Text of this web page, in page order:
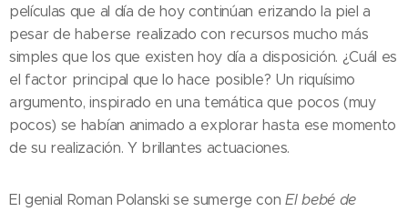
películas que al día de hoy continúan erizando la piel a
pesar de haberse realizado con recursos mucho más
simples que los que existen hoy día a disposición. ¿Cuál es
el factor principal que lo hace posible? Un riquísimo
argumento, inspirado en una temática que pocos (muy
pocos) se habían animado a explorar hasta ese momento
de su realización. Y brillantes actuaciones.
El genial Roman Polanski se sumerge conEl bebé de